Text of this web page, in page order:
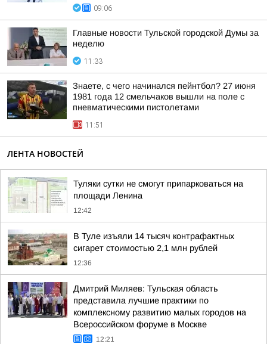
09:06
Главные новости Тульской городской Думы за
неделю
11:33
Знаете, с чего начинался пейнтбол? 27 июня
1981 года 12 смельчаков вышли на поле с
пневматическими пистолетами
11:51
ЛЕНТА НОВОСТЕЙ
Туляки сутки не смогут припарковаться на
площади Ленина
12:42
В Туле изъяли 14 тысяч контрафактных
сигарет стоимостью 2,1 млн рублей
12:36
Дмитрий Миляев: Тульская область
представила лучшие практики по
комплексному развитию малых городов на
Всероссийском форуме в Москве
12:21